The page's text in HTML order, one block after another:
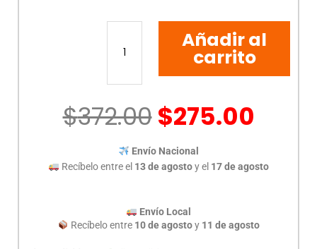
SWITCH
ST105GD
cantidad
Añadir al
carrito
$372.00$275.00
Envío Nacional
Recíbelo entre el 13 de agostoy el 17 de agosto
Envío Local
Recíbelo entre 10 de agostoy 11 de agosto